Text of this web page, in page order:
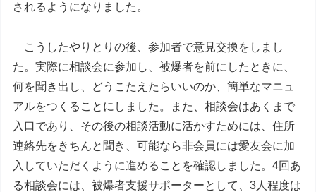
されるようになりました。
こうしたやりとりの後、参加者で意見交換をしまし
た。実際に相談会に参加し、被爆者を前にしたときに、
何を聞き出し、どうこたえたらいいのか、簡単なマニュ
アルをつくることにしました。また、相談会はあくまで
入口であり、その後の相談活動に活かすためには、住所
連絡先をきちんと聞き、可能なら非会員には愛友会に加
入していただくように進めることを確認しました。4回あ
る相談会には、被爆者支援サポーターとして、3人程度は